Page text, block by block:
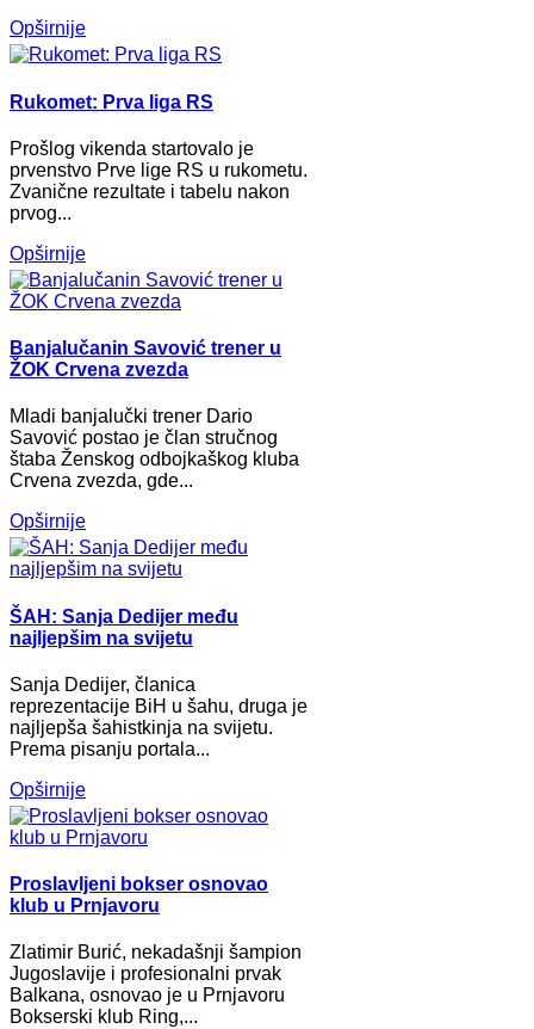
Opširnije
Rukomet: Prva liga RS
Prošlog vikenda startovalo je
prvenstvo Prve lige RS u rukometu.
Zvanične rezultate i tabelu nakon
prvog...
Opširnije
Banjalučanin Savović trener u
ŽOK Crvena zvezda
Mladi banjalučki trener Dario
Savović postao je član stručnog
štaba Ženskog odbojkaškog kluba
Crvena zvezda, gde...
Opširnije
ŠAH: Sanja Dedijer među
najljepšim na svijetu
Sanja Dedijer, članica
reprezentacije BiH u šahu, druga je
najljepša šahistkinja na svijetu.
Prema pisanju portala...
Opširnije
Proslavljeni bokser osnovao
klub u Prnjavoru
Zlatimir Burić, nekadašnji šampion
Jugoslavije i profesionalni prvak
Balkana, osnovao je u Prnjavoru
Bokserski klub Ring,...